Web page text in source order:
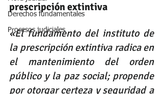
Derechos fundamentales
Procesos judiciales
prescripción extintiva
«El fundamento del instituto de
la prescripción extintiva radica en
el mantenimiento del orden
público y la paz social; propende
por otorgar certeza y seguridad a